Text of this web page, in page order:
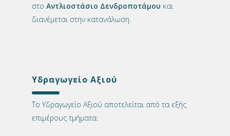
στοΑντλιοστάσιο Δενδροποτάμου και
διανέμεται στην κατανάλωση.
Υδραγωγείο Αξιού
Το Υδραγωγείο Αξιού αποτελείται από τα εξής
επιμέρους τμήματα: